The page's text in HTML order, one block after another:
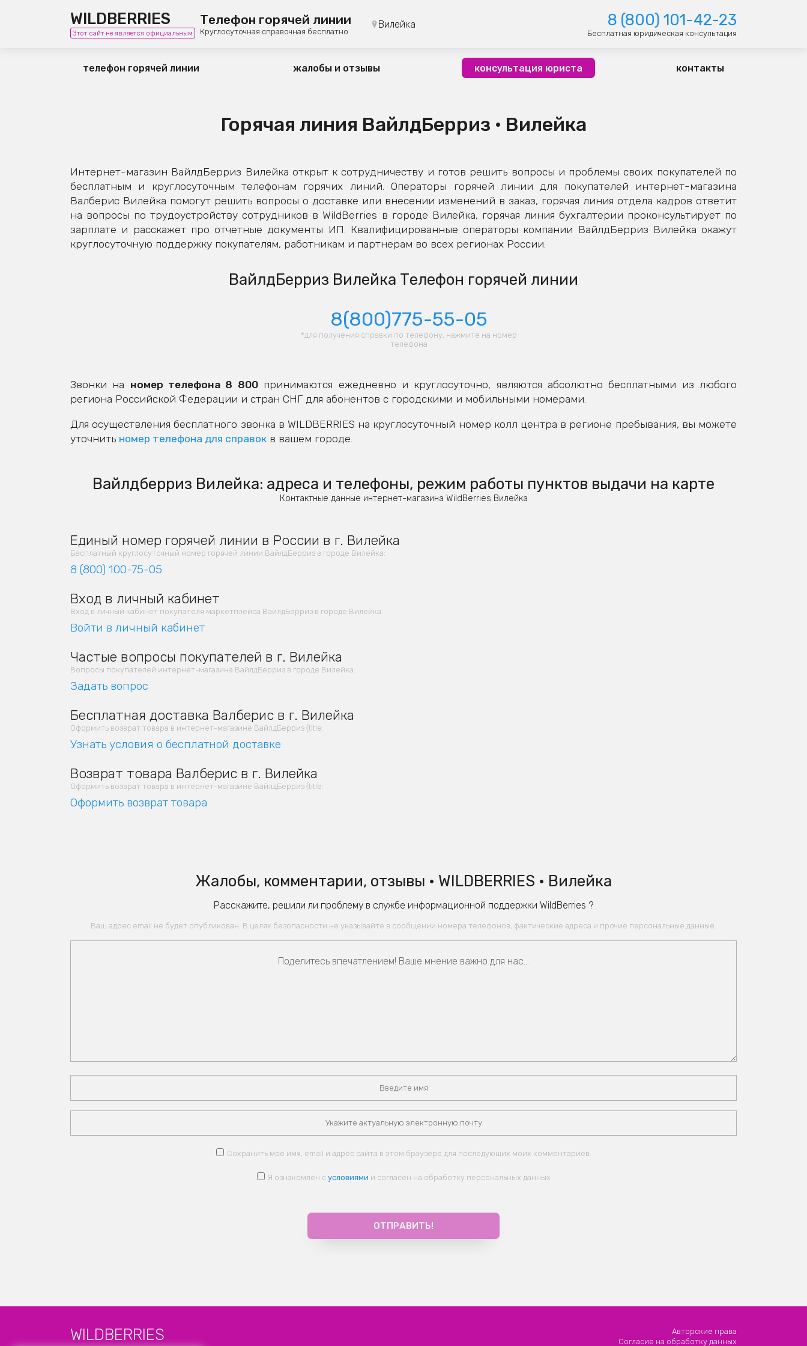
WILDBERRIES
Этот сайт не является официальным
Телефон горячей линии
Круглосуточная справочная бесплатно
Вилейка 8 (800) 101-42-23
Бесплатная юридическая консультация
телефон горячей линии жалобы и отзывы консультация юриста контакты
Горячая линия ВайлдБерриз • Вилейка
Интернет-магазин ВайлдБерриз Вилейка открыт к сотрудничеству и готов решить вопросы и проблемы своих покупателей по
бесплатным и круглосуточным телефонам горячих линий. Операторы горячей линии для покупателей интернет-магазина
Валберис Вилейка помогут решить вопросы о доставке или внесении изменений в заказ, горячая линия отдела кадров ответит
на вопросы по трудоустройству сотрудников в WildBerries в городе Вилейка, горячая линия бухгалтерии проконсультирует по
зарплате и расскажет про отчетные документы ИП. Квалифицированные операторы компании ВайлдБерриз Вилейка окажут
круглосуточную поддержку покупателям, работникам и партнерам во всех регионах России.
ВайлдБерриз Вилейка Телефон горячей линии
8(800)775-55-05
*для получения справки по телефону, нажмите на номер
телефона
Звонки на номер телефона 8 800принимаются ежедневно и круглосуточно, являются абсолютно бесплатными из любого
региона Российской Федерации и стран СНГ для абонентов с городскими и мобильными номерами.
Для осуществления бесплатного звонка в WILDBERRIES на круглосуточный номер колл центра в регионе пребывания, вы можете
уточнить номер телефона для справок в вашем городе.
Вайлдберриз Вилейка: адреса и телефоны, режим работы пунктов выдачи на карте
Контактные данные интернет-магазина WildBerries Вилейка
Единый номер горячей линии в России в г. Вилейка
Бесплатный круглосуточный номер горячей линии ВайлдБерриз в городе Вилейка:
8 (800) 100-75-05
Вход в личный кабинет
Вход в личный кабинет покупателя маркетплейса ВайлдБерриз в городе Вилейка:
Войти в личный кабинет
Частые вопросы покупателей в г. Вилейка
Вопросы покупателей интернет-магазина ВайлдБерриз в городе Вилейка:
Задать вопрос
Бесплатная доставка Валберис в г. Вилейка
Оформить возврат товара в интернет-магазине ВайлдБерриз {title:
Узнать условия о бесплатной доставке
Возврат товара Валберис в г. Вилейка
Оформить возврат товара в интернет-магазине ВайлдБерриз {title:
Оформить возврат товара
Жалобы, комментарии, отзывы • WILDBERRIES • Вилейка
Расскажите, решили ли проблему в службе информационной поддержки WildBerries ?
Ваш адрес email не будет опубликован. В целях безопасности не указывайте в сообщении номера телефонов, фактические адреса и прочие персональные данные.
Сохранить моё имя, email и адрес сайта в этом браузере для последующих моих комментариев.
Я ознакомлен с условиями и согласен на обработку персональных данных
WILDBERRIES
Авторские права
Согласие на обработку данных